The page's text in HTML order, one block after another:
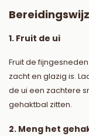
1. Fruit de ui
Fruit de
zacht en glazig is.
de ui een zachtere
gehaktbal zitten.
2. Meng het